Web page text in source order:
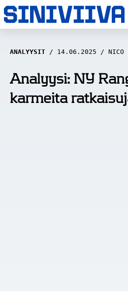
LUUVITONEN
HAASTATTELUT
NÄKÖKULMAT
ANALYYSIT 14.06.2025 NICO
Analyysi: NY
karmeita